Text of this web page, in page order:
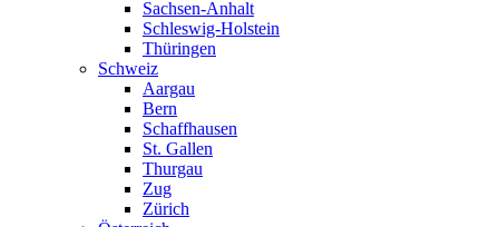
Sachsen-Anhalt
Schleswig-Holstein
Thüringen
Schweiz
Aargau
Bern
Schaffhausen
St. Gallen
Thurgau
Zug
Zürich